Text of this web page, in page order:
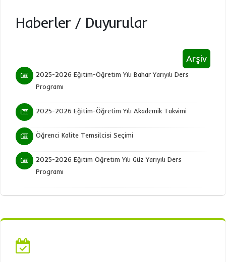
Haberler / Duyurular
Arşiv
2025-2026 Eğitim-Öğretim Yılı Bahar Yarıyılı Ders
Programı
2025-2026 Eğitim-Öğretim Yılı Akademik Takvimi
Öğrenci Kalite Temsilcisi Seçimi
2025-2026 Eğitim Öğretim Yılı Güz Yarıyılı Ders
Programı